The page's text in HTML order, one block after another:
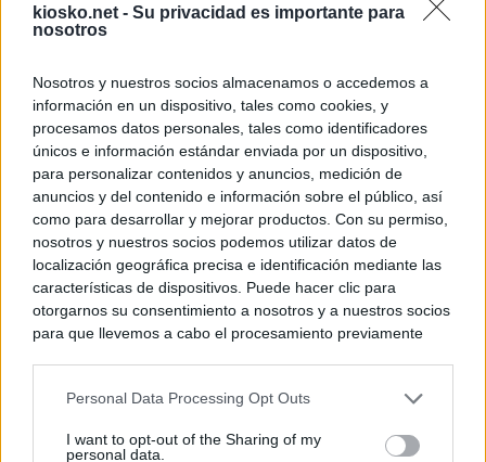
kiosko.net - Su privacidad es importante para
nosotros
Nosotros y nuestros socios almacenamos o accedemos a
información en un dispositivo, tales como cookies, y
procesamos datos personales, tales como identificadores
únicos e información estándar enviada por un dispositivo,
para personalizar contenidos y anuncios, medición de
anuncios y del contenido e información sobre el público, así
como para desarrollar y mejorar productos. Con su permiso,
nosotros y nuestros socios podemos utilizar datos de
localización geográfica precisa e identificación mediante las
características de dispositivos. Puede hacer clic para
otorgarnos su consentimiento a nosotros y a nuestros socios
para que llevemos a cabo el procesamiento previamente
negar su consentimiento. Tenga en cuenta que algún
de su consentimiento, pero usted tiene el derecho de
Personal Data Processing Opt Outs
I want to opt-out of the Sharing of my
personal data.